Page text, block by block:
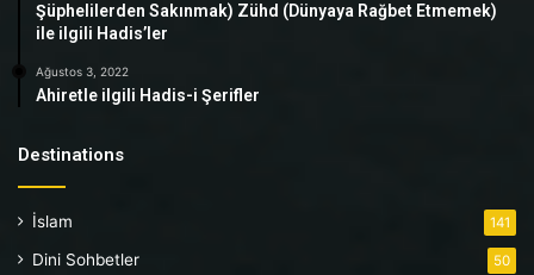
Şüphelilerden Sakınmak) Zühd (Dünyaya Rağbet Etmemek)
ile ilgili Hadis’ler
Ağustos 3, 2022
Ahiretle ilgili Hadis-i Şerifler
Destinations
İslam 141
Dini Sohbetler 50